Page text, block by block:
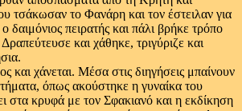
τσάκωσαν το Φανάρη και τον έστειλαν για
πειρατής και πάλι βρήκε τρόπο
και χάθηκε, τριγύριζε και
και χάνεται. Μέσα στις διηγήσεις μπαίνουν
όπως ακούστηκε η γυναίκα του
στα κρυφά με τον Σφακιανό και η εκδίκηση